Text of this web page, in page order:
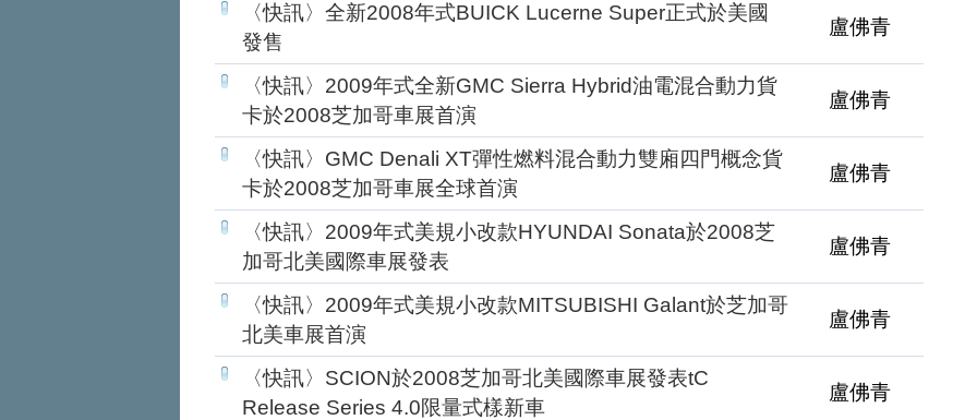
〈快訊〉全新2008年式BUICK Lucerne Super正式於美國
發售
盧佛青
〈快訊〉2009年式全新GMC Sierra Hybrid油電混合動力貨
卡於2008芝加哥車展首演
盧佛青
〈快訊〉GMC Denali XT彈性燃料混合動力雙廂四門概念貨
卡於2008芝加哥車展全球首演
盧佛青
〈快訊〉2009年式美規小改款HYUNDAI Sonata於2008芝
加哥北美國際車展發表
盧佛青
〈快訊〉2009年式美規小改款MITSUBISHI Galant於芝加哥
北美車展首演
盧佛青
〈快訊〉SCION於2008芝加哥北美國際車展發表tC
Release Series 4.0限量式樣新車
盧佛青